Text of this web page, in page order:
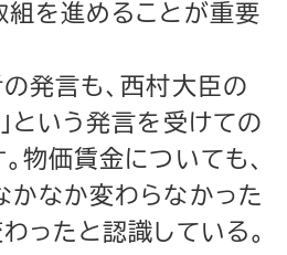
組を進めることが重要
発言も、西村大臣の
という発言を受けての
物価賃金についても、
かなか変わらなかった
ったと認識している。